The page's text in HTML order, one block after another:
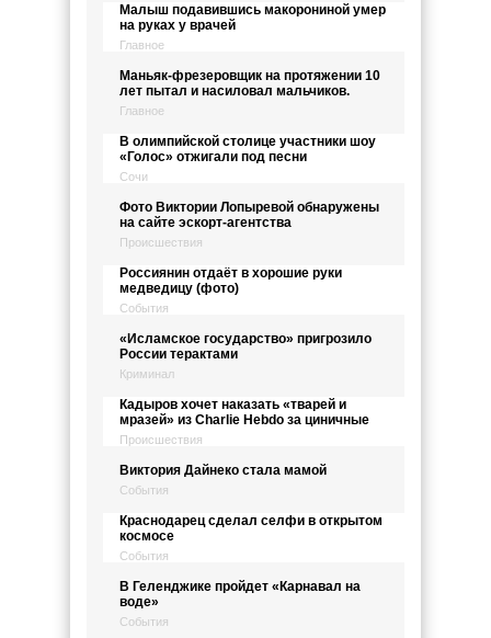
Малыш подавившись макорониной умер
на руках у врачей
Главное
Маньяк-фрезеровщик на протяжении 10
лет пытал и насиловал мальчиков.
Главное
В олимпийской столице участники шоу
«Голос» отжигали под песни
Сочи
Фото Виктории Лопыревой обнаружены
на сайте эскорт-агентства
Происшествия
Россиянин отдаёт в хорошие руки
медведицу (фото)
События
«Исламское государство» пригрозило
России терактами
Криминал
Кадыров хочет наказать «тварей и
мразей» из Charlie Hebdo за циничные
Происшествия
Виктория Дайнеко стала мамой
События
Краснодарец сделал селфи в открытом
космосе
События
В Геленджике пройдет «Карнавал на
воде»
События